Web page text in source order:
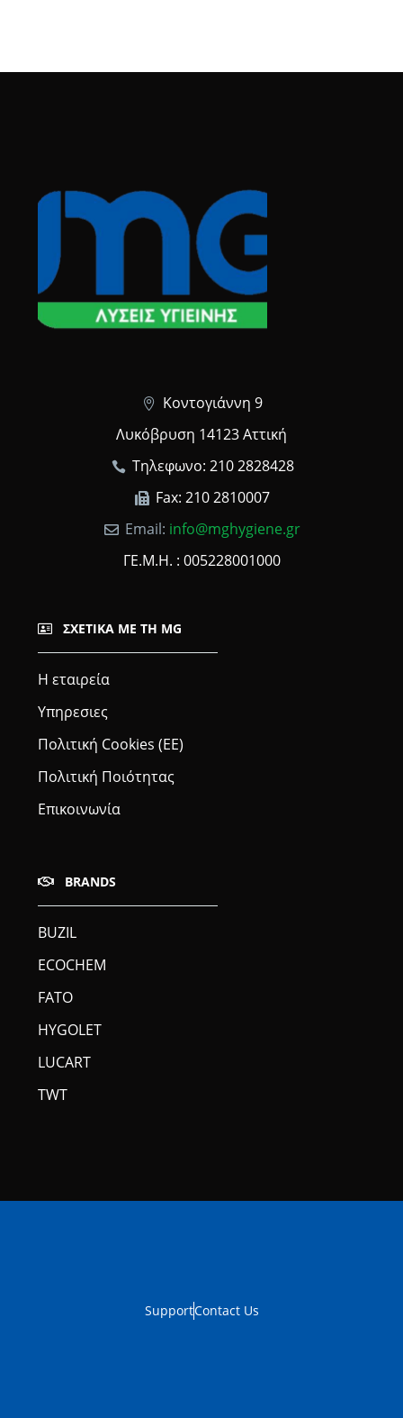
Κοντογιάννη 9
Λυκόβρυση 14123 Αττική
Τηλεφωνο: 210 2828428
Fax: 210 2810007
Email: info@mghygiene.gr
ΓΕ.Μ.Η. : 005228001000
ΣΧΕΤΙΚΆ ΜΕ ΤΗ MG
Η εταιρεία
Υπηρεσιες
Πολιτική Cookies (ΕΕ)
Πολιτική Ποιότητας
Επικοινωνία
BRANDS
BUZIL
ECOCHEM
FATO
HYGOLET
LUCART
TWT
SupportContact Us